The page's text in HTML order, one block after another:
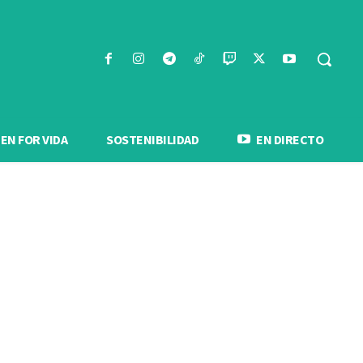
FOR VIDA SOSTENIBILIDAD EN DIRECTO